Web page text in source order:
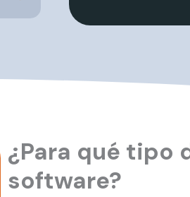
¿Para qué tipo
software?